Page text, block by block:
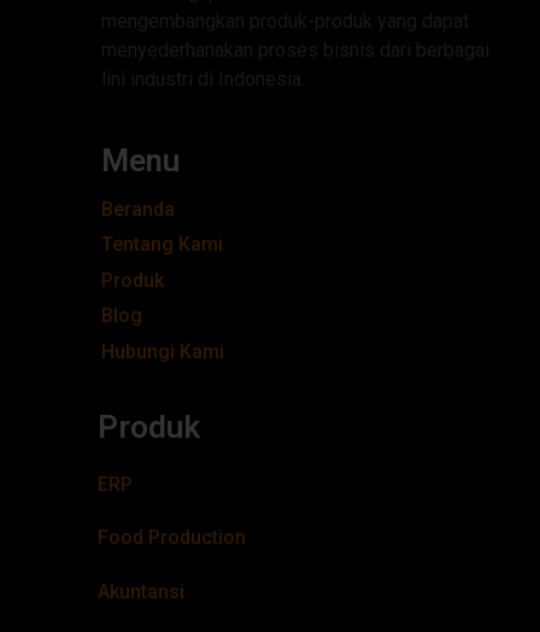
mengembangkan produk-produk yang dapat
menyederhanakan proses bisnis dari berbagai
lini industri di Indonesia.
Menu
Beranda
Tentang Kami
Produk
Blog
Hubungi Kami
Produk
ERP
Food Production
Akuntansi